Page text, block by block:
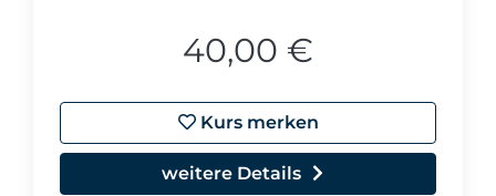
40,00 €
Kurs merken
weitere Details